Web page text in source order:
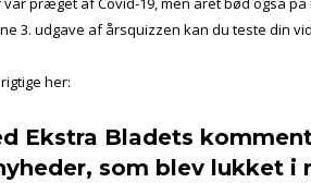
3. udgave af årsquizzen kan du teste din
her:
Ekstra Bladets
som blev lukket i